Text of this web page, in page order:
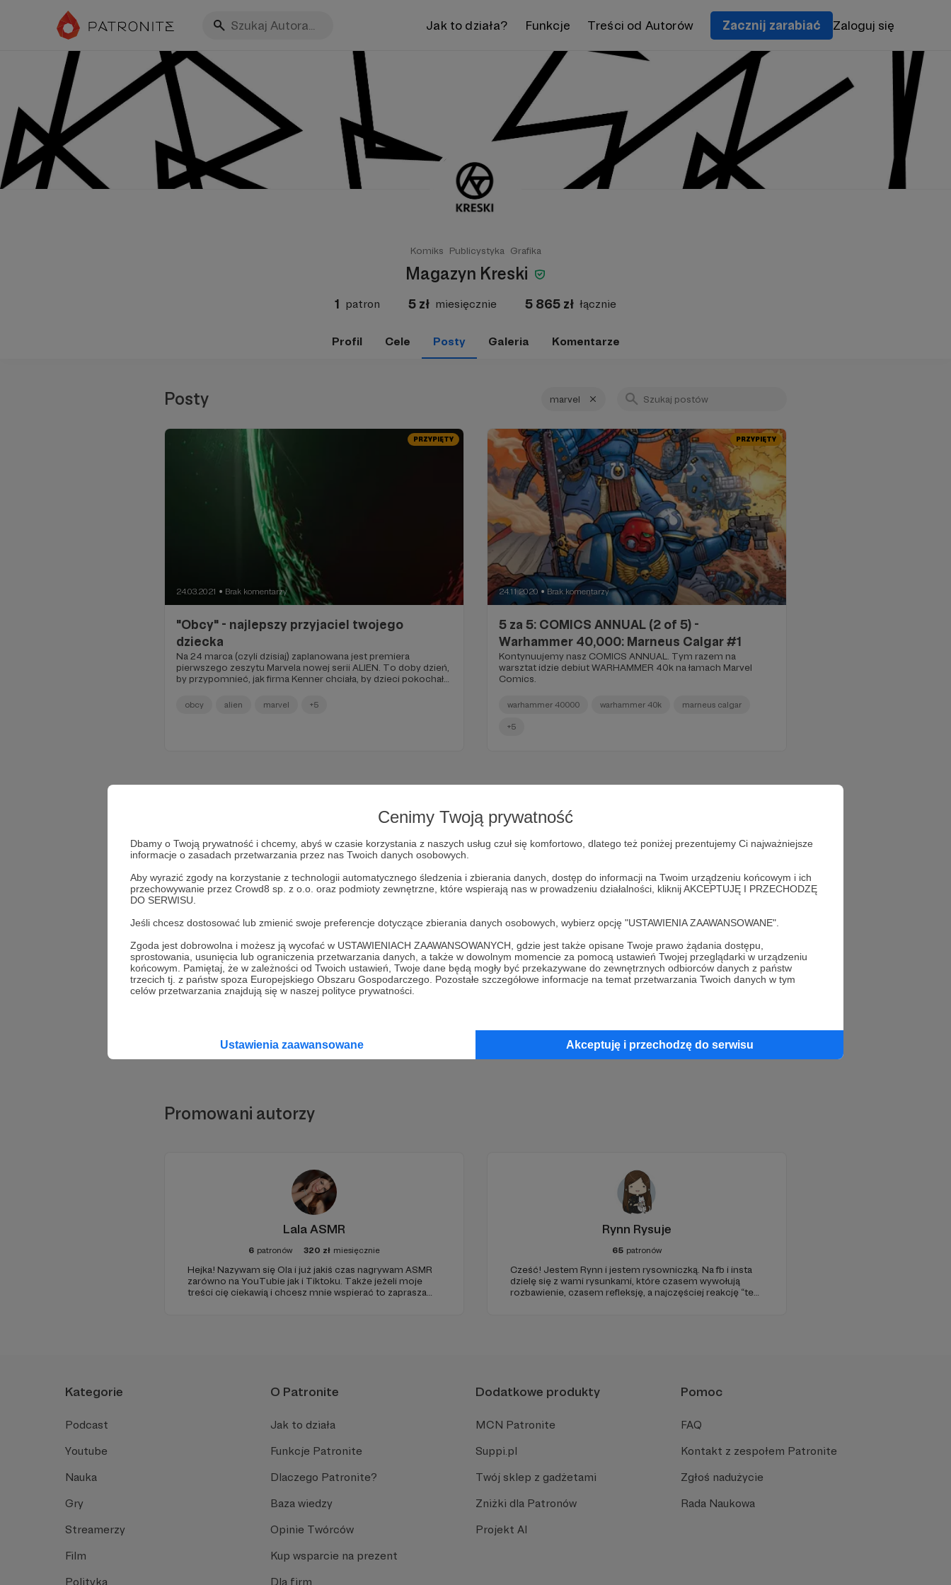
Cenimy Twoją prywatność
Dbamy o Twoją prywatność i chcemy, abyś w czasie korzystania z naszych usług czuł się komfortowo, dlatego też poniżej prezentujemy Ci najważniejsze
informacje o zasadach przetwarzania przez nas Twoich danych osobowych.
Aby wyrazić zgody na korzystanie z technologii automatycznego śledzenia i zbierania danych, dostęp do informacji na Twoim urządzeniu końcowym i ich
przechowywanie przez Crowd8 sp. z o.o. oraz podmioty zewnętrzne, które wspierają nas w prowadzeniu działalności, kliknij AKCEPTUJĘ I PRZECHODZĘ
DO SERWISU.
Jeśli chcesz dostosować lub zmienić swoje preferencje dotyczące zbierania danych osobowych, wybierz opcję "USTAWIENIA ZAAWANSOWANE".
Zgoda jest dobrowolna i możesz ją wycofać w USTAWIENIACH ZAAWANSOWANYCH, gdzie jest także opisane Twoje prawo żądania dostępu,
sprostowania, usunięcia lub ograniczenia przetwarzania danych, a także w dowolnym momencie za pomocą ustawień Twojej przeglądarki w urządzeniu
końcowym. Pamiętaj, że w zależności od Twoich ustawień, Twoje dane będą mogły być przekazywane do zewnętrznych odbiorców danych z państw
trzecich tj. z państw spoza Europejskiego Obszaru Gospodarczego. Pozostałe szczegółowe informacje na temat przetwarzania Twoich danych w tym
celów przetwarzania znajdują się w naszej polityce prywatności.
Ustawienia zaawansowane Akceptuję i przechodzę do serwisu
Jak to działa? Funkcje Treści od Autorów Zacznij zarabiać Zaloguj się
Komiks Publicystyka Grafika
Magazyn Kreski
1 patron 5 zł miesięcznie 5 865 zł łącznie
Profil Cele Posty Galeria Komentarze
Posty marvel
PRZYPIĘTY
24.03.2021 ● Brak komentarzy
"Obcy" - najlepszy przyjaciel twojego
dziecka
Na 24 marca (czyli dzisiaj) zaplanowana jest premiera
pierwszego zeszytu Marvela nowej serii ALIEN. To doby dzień,
by przypomnieć, jak firma Kenner chciała, by dzieci pokochały
obcy alien marvel +5
PRZYPIĘTY
24.11.2020 ● Brak komentarzy
5 za 5: COMICS ANNUAL (2 of 5) -
Warhammer 40,000: Marneus Calgar #1
Kontynuujemy nasz COMICS ANNUAL. Tym razem na
warsztat idzie debiut WARHAMMER 40k na łamach Marvel
Comics.
warhammer 40000 warhammer 40k marneus calgar
+5
Dołącz do grona Patronów!
Wesprzyj działalność AutoraMagazyn Kreskijuż teraz!
Promowani autorzy
Lala ASMR
6 patronów 320 zł miesięcznie
Hejka! Nazywam się Ola i już jakiś czas nagrywam ASMR
zarówno na YouTubie jak i Tiktoku. Także jeżeli moje
treści cię ciekawią i chcesz mnie wspierać to zapraszam
Rynn Rysuje
65 patronów
Cześć! Jestem Rynn i jestem rysowniczką. Na fb i insta
dzielę się z wami rysunkami, które czasem wywołują
rozbawienie, czasem refleksję, a najczęściej reakcję “też
Kategorie
Podcast
Youtube
Nauka
Gry
Streamerzy
Film
Polityka
O Patronite
Jak to działa
Funkcje Patronite
Dlaczego Patronite?
Baza wiedzy
Opinie Twórców
Kup wsparcie na prezent
Dla firm
Dodatkowe produkty
MCN Patronite
Suppi.pl
Twój sklep z gadżetami
Zniżki dla Patronów
Projekt AI
Pomoc
FAQ
Kontakt z zespołem Patronite
Zgłoś nadużycie
Rada Naukowa